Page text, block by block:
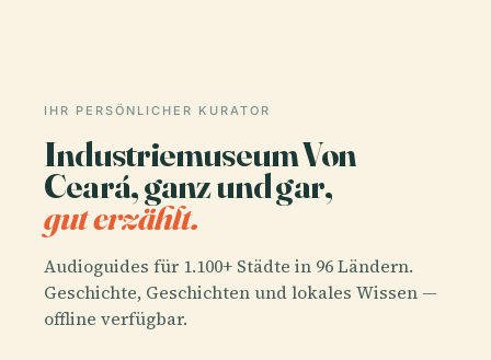
IHR PERSÖNLICHER KURATOR
Industriemuseum Von
Ceará, ganz und gar,
gut erzählt.
Audioguides für 1.100+ Städte in 96 Ländern.
Geschichte, Geschichten und lokales Wissen —
offline verfügbar.